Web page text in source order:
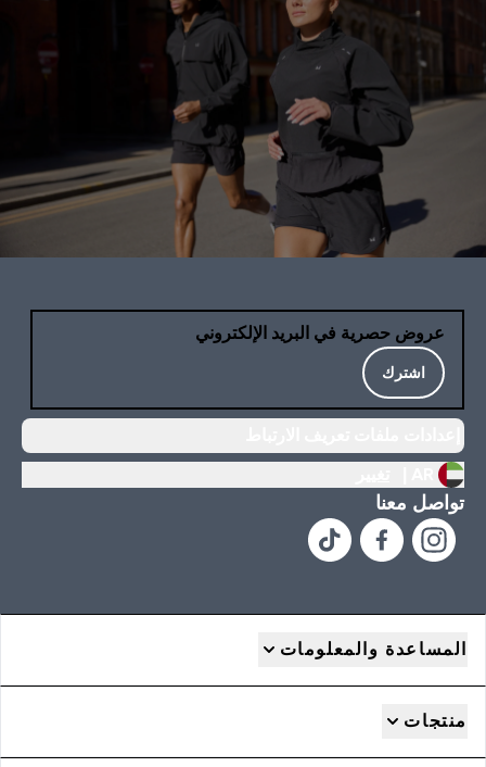
عروض حصرية في البريد الإلكتروني
اشترك
تواصل معنا
المساعدة والمعلومات
منتجات